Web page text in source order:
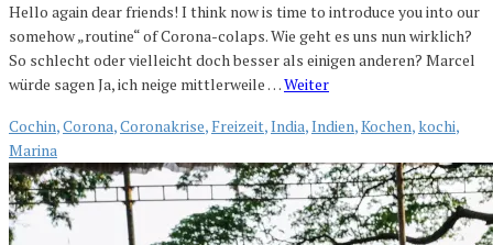
Hello again dear friends! I think now is time to introduce you into our
somehow „routine“ of Corona-colaps. Wie geht es uns nun wirklich?
So schlecht oder vielleicht doch besser als einigen anderen? Marcel
würde sagen Ja, ich neige mittlerweile …Weiter
Cochin,Corona,Coronakrise, Freizeit,India,Indien,Kochen, kochi,
Marina